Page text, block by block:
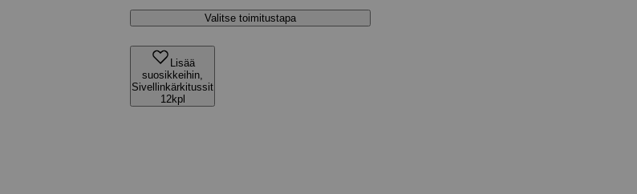
Valitse toimitustapa
Lisää
suosikkeihin,
Sivellinkärkitussit
12kpl